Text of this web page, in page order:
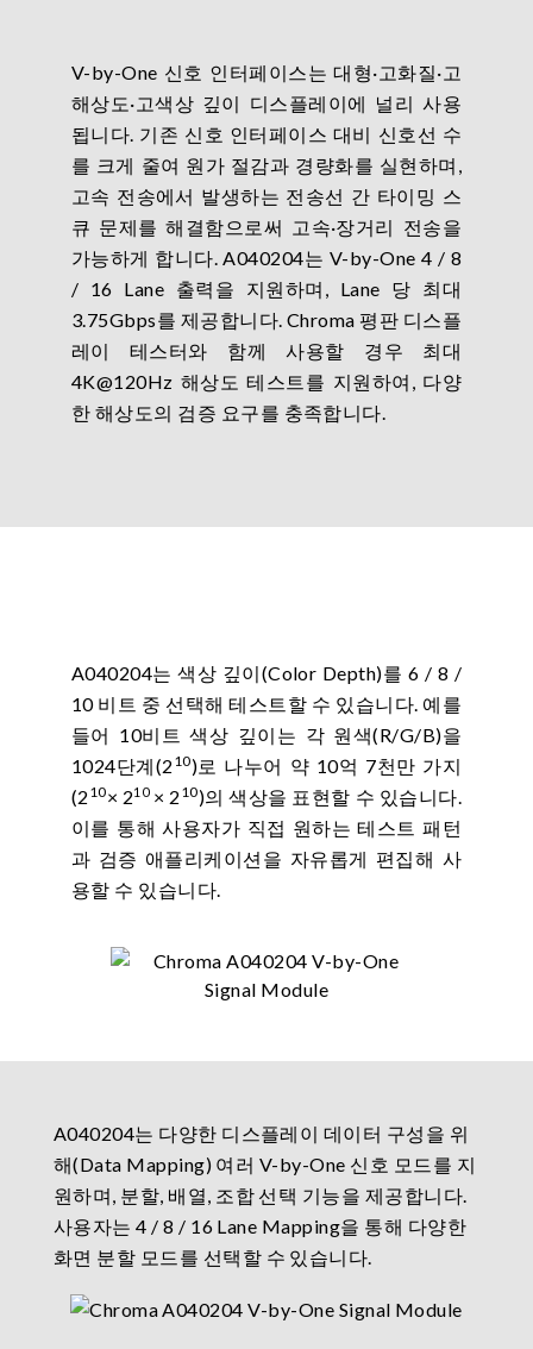
V-by-One 신호 인터페이스는 대형·고화질·고
해상도·고색상 깊이 디스플레이에 널리 사용
됩니다. 기존 신호 인터페이스 대비 신호선 수
를 크게 줄여 원가 절감과 경량화를 실현하며,
고속 전송에서 발생하는 전송선 간 타이밍 스
큐 문제를 해결함으로써 고속·장거리 전송을
가능하게 합니다. A040204는 V-by-One 4 / 8
/ 16 Lane 출력을 지원하며, Lane 당 최대
3.75Gbps를 제공합니다. Chroma 평판 디스플
레이 테스터와 함께 사용할 경우 최대
4K@120Hz 해상도 테스트를 지원하여, 다양
한 해상도의 검증 요구를 충족합니다.
A040204는 색상 깊이(Color Depth)를 6 / 8 /
10 비트 중 선택해 테스트할 수 있습니다. 예를
들어 10비트 색상 깊이는 각 원색(R/G/B)을
1024단계(2 10)로 나누어 약 10억 7천만 가지
(2 10× 210× 2 10)의 색상을 표현할 수 있습니다.
이를 통해 사용자가 직접 원하는 테스트 패턴
과 검증 애플리케이션을 자유롭게 편집해 사
용할 수 있습니다.
A040204는 다양한 디스플레이 데이터 구성을 위
해(Data Mapping) 여러 V-by-One 신호 모드를 지
원하며, 분할, 배열, 조합 선택 기능을 제공합니다.
사용자는 4 / 8 / 16 Lane Mapping을 통해 다양한
화면 분할 모드를 선택할 수 있습니다.